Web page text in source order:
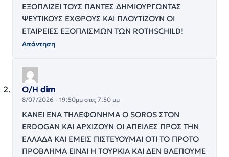
ΕΞΟΠΛΙΖΕΙ ΤΟΥΣ ΠΑΝΤΕΣ ΔΗΜΙΟΥΡΓΩΝΤΑΣ
ΨΕΥΤΙΚΟΥΣ ΕΧΘΡΟΥΣ KAI ΠΛΟΥΤΙΖΟΥΝ ΟΙ
ΕΤΑΙΡΕΙΕΣ ΕΞΟΠΛΙΣΜΩΝ ΤΩΝ ROTHSCHILD!
Απάντηση
Ο/Η dim
8/07/2026 - 19:50μμ στις 7:50 μμ
ΚΑΝΕΙ ΕΝΑ ΤΗΛΕΦΩΝΗΜΑ Ο SOROS ΣΤΟΝ
ERDOGAN ΚΑΙ ΑΡΧΙΖΟΥΝ ΟΙ ΑΠΕΙΛΕΣ ΠΡΟΣ ΤΗΝ
ΕΛΛΑΔΑ ΚΑΙ ΕΜΕΙΣ ΠΙΣΤΕΥΟΥΜΑΙ ΟΤΙ ΤΟ ΠΡΟΤΟ
ΠΡΟΒΛΉΜΑ ΕΙΝΑΙ Η ΤΟΥΡΚΙΑ ΚΑΙ ΔΕΝ ΒΛΕΠΟΥΜΕ